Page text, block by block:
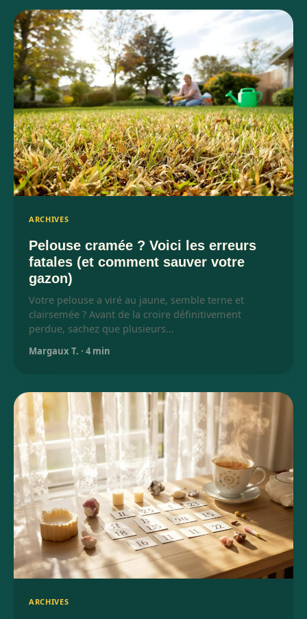
ARCHIVES
Pelouse cramée ? Voici les erreurs
fatales (et comment sauver votre
gazon)
Votre pelouse a viré au jaune, semble terne et
clairsemée ? Avant de la croire définitivement
perdue, sachez que plusieurs…
Margaux T. · 4 min
ARCHIVES